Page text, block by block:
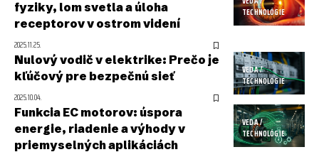
TECHNOLÓGIE
fyziky, lom svetla a úloha
receptorov v ostrom videní
2025.11.25.
VEDA /
TECHNOLÓGIE
Nulový vodič v elektrike: Prečo je
kľúčový pre bezpečnú sieť
2025.10.04.
VEDA /
TECHNOLÓGIE
Funkcia EC motorov: úspora
energie, riadenie a výhody v
priemyselných aplikáciách